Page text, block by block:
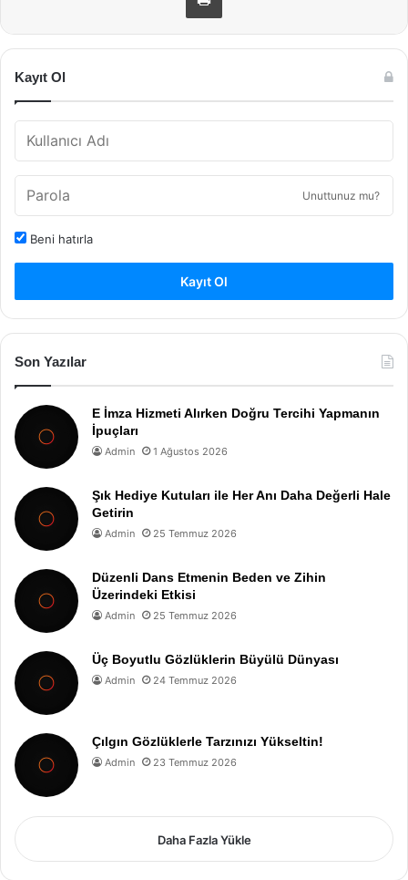
Kayıt Ol
Unuttunuz mu?
Beni hatırla
Kayıt Ol
Son Yazılar
E İmza Hizmeti Alırken Doğru Tercihi Yapmanın
İpuçları
Admin 1 Ağustos 2026
Şık Hediye Kutuları ile Her Anı Daha Değerli Hale
Getirin
Admin 25 Temmuz 2026
Düzenli Dans Etmenin Beden ve Zihin
Üzerindeki Etkisi
Admin 25 Temmuz 2026
Üç Boyutlu Gözlüklerin Büyülü Dünyası
Admin 24 Temmuz 2026
Çılgın Gözlüklerle Tarzınızı Yükseltin!
Admin 23 Temmuz 2026
Daha Fazla Yükle